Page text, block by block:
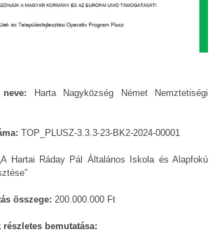
Harta Nagyközség Német Nemztetiségi
TOP_PLUSZ-3.3.3-23-BK2-2024-00001
Hartai Ráday Pál Általános Iskola és Alapfokú
összege: 200.000.000 Ft
bemutatása: